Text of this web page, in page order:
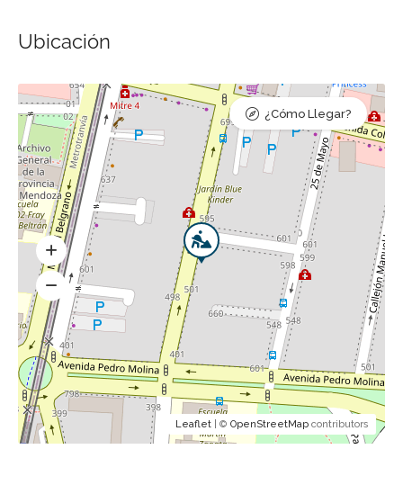
Ubicación
Leaflet | © OpenStreetMap contributors
¿Cómo Llegar?